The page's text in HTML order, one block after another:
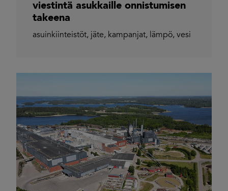
viestintä asukkaille onnistumisen
takeena
asuinkiinteistöt, jäte, kampanjat, lämpö, vesi